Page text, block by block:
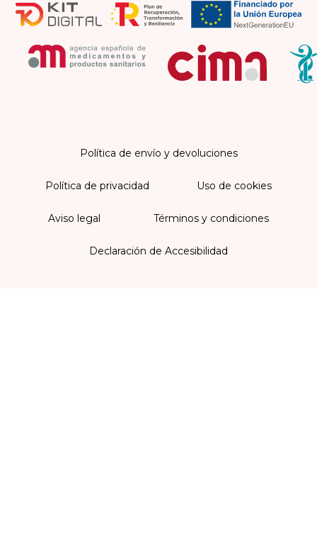
Política de envío y devoluciones
Política de privacidad Uso de cookies
Aviso legal Términos y condiciones
Declaración de Accesibilidad